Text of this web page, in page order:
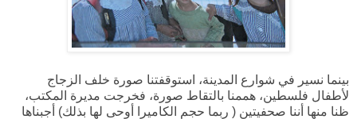
بينما نسير في شوارع المدينة، استوقفتنا صورة خلف الزجاج
لأطفال فلسطين، هممنا بالتقاط صورة، فخرجت مديرة المكتب،
ظنا منها أننا صحفيتين ( ربما حجم الكاميرا أوحى لها بذلك) أجبناها